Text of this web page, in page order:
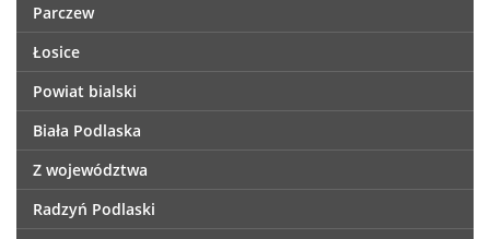
Parczew
Łosice
Powiat bialski
Biała Podlaska
Z województwa
Radzyń Podlaski